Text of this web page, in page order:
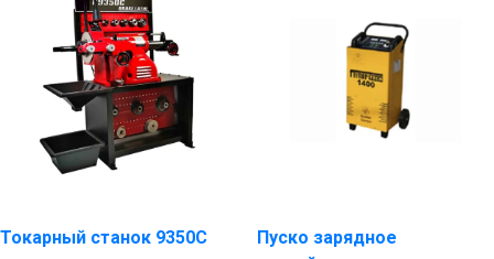
Токарный станок 9350C
Пуско зарядное